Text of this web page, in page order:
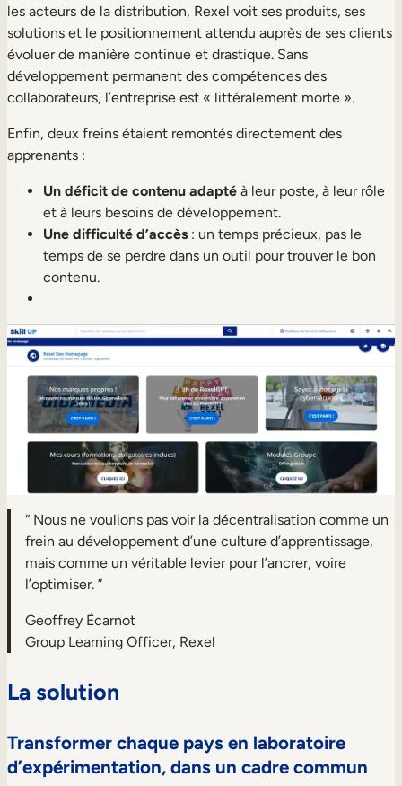
les acteurs de la distribution, Rexel voit ses produits, ses
solutions et le positionnement attendu auprès de ses clients
évoluer de manière continue et drastique. Sans
développement permanent des compétences des
collaborateurs, l’entreprise est « littéralement morte ».
Enfin, deux freins étaient remontés directement des
apprenants :
Un déficit de contenu adapté à leur poste, à leur rôle
et à leurs besoins de développement.
Une difficulté d’accès : un temps précieux, pas le
temps de se perdre dans un outil pour trouver le bon
contenu.
“ Nous ne voulions pas voir la décentralisation comme un
frein au développement d’une culture d’apprentissage,
mais comme un véritable levier pour l’ancrer, voire
l’optimiser. ”
Geoffrey Écarnot
Group Learning Officer, Rexel
La solution
Transformer chaque pays en laboratoire
d’expérimentation, dans un cadre commun